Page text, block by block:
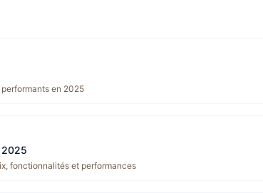
en 2025
fonctionnalités et performances